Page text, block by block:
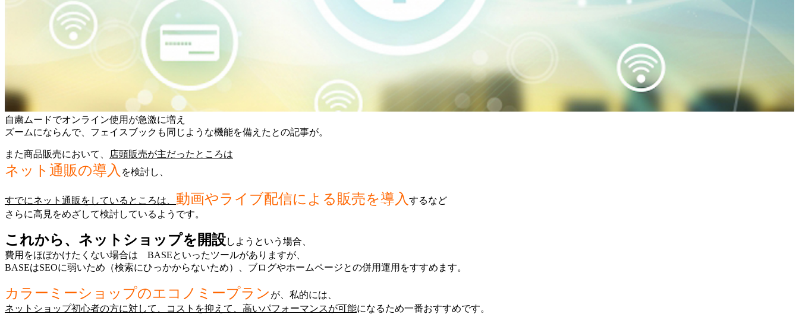
自粛ムードでオンライン使用が急激に増え
ズームにならんで、フェイスブックも同じような機能を備えたとの記事が。
また商品販売において、 店頭販売が主だったところは
ネット通販の導入 を検討し、
すでにネット通販をしているところは、 動画やライブ配信による販売を導入 するなど
さらに高見をめざして検討しているようです。
これから、ネットショップを開設しようという場合、
費用をほぼかけたくない場合は BASEといったツールがありますが、
BASEはSEOに弱いため（検索にひっかからないため）、ブログやホームページとの併用運用をすすめます。
カラーミーショップのエコノミープラン が、私的には、
ネットショップ初心者の方に対して、コストを抑えて、高いパフォーマンスが可能になるため一番おすすめです。